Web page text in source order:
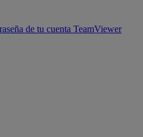
de tu cuenta TeamViewer